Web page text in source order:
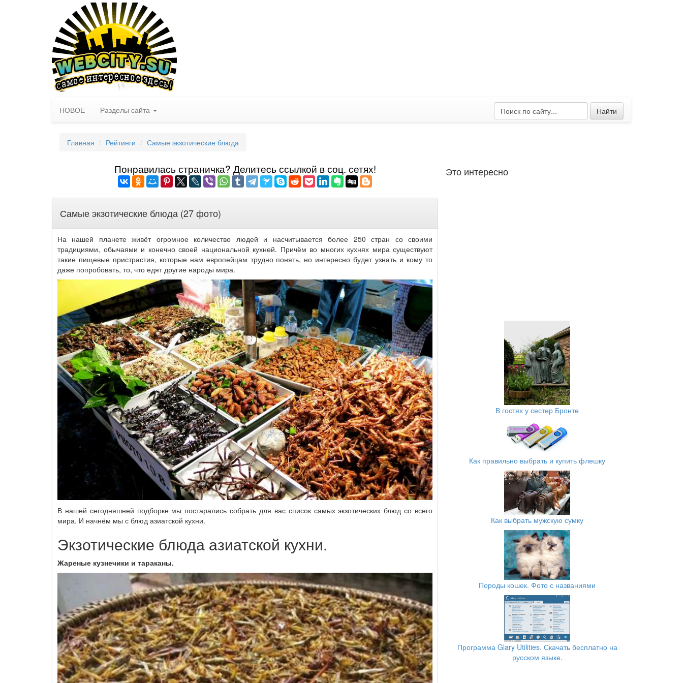
НОВОЕ Разделы сайта Найти
Главная Рейтинги Самые экзотические блюда
Понравилась страничка? Делитеcь ссылкой в соц. сетях!
Самые экзотические блюда (27 фото)
На нашей планете живёт огромное количество людей и насчитывается более 250 стран со своими
традициями, обычаями и конечно своей национальной кухней. Причём во многих кухнях мира существуют
такие пищевые пристрастия, которые нам европейцам трудно понять, но интересно будет узнать и кому то
даже попробовать, то, что едят другие народы мира.
В нашей сегодняшней подборке мы постарались собрать для вас список самых экзотических блюд со всего
мира. И начнём мы с блюд азиатской кухни.
Экзотические блюда азиатской кухни.
Жареные кузнечики и тараканы.
Это интересно
В гостях у сестер Бронте
Как правильно выбрать и купить флешку
Как выбрать мужскую сумку
Породы кошек. Фото с названиями
Программа Glary Utilities. Скачать бесплатно на
русском языке.